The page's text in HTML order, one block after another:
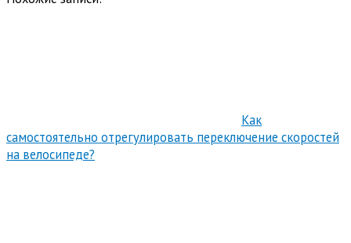
Как
самостоятельно отрегулировать переключение скоростей
на велосипеде?